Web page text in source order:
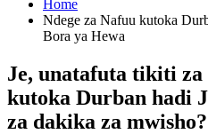
Home
Ndege za Nafuu kutoka
Bora ya Hewa
Je, unatafuta tikiti za
kutoka Durban hadi
za dakika za mwisho?